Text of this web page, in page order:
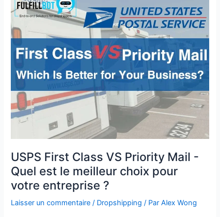
USPS First Class VS Priority Mail -
Quel est le meilleur choix pour
votre entreprise ?
Laisser un commentaire / Dropshipping / ParAlex Wong
First
Class
VS
Mail
Quel
est
le
meilleur
choix
pour
entreprise
?